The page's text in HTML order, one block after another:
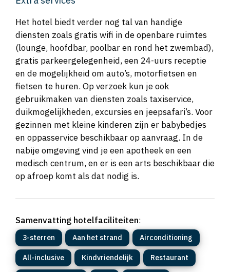
Het hotel biedt verder nog tal van handige
diensten zoals gratis wifi in de openbare ruimtes
(lounge, hoofdbar, poolbar en rond het zwembad),
gratis parkeergelegenheid, een 24-uurs receptie
en de mogelijkheid om auto’s, motorfietsen en
fietsen te huren. Op verzoek kun je ook
gebruikmaken van diensten zoals taxiservice,
duikmogelijkheden, excursies en jeepsafari’s. Voor
gezinnen met kleine kinderen zijn er babybedjes
en oppasservice beschikbaar op aanvraag. In de
nabije omgeving vind je een apotheek en een
medisch centrum, en er is een arts beschikbaar die
op afroep komt als dat nodig is.
Samenvatting hotelfaciliteiten:
3-sterren Aan het strand Airconditioning
All-inclusive Kindvriendelijk Restaurant